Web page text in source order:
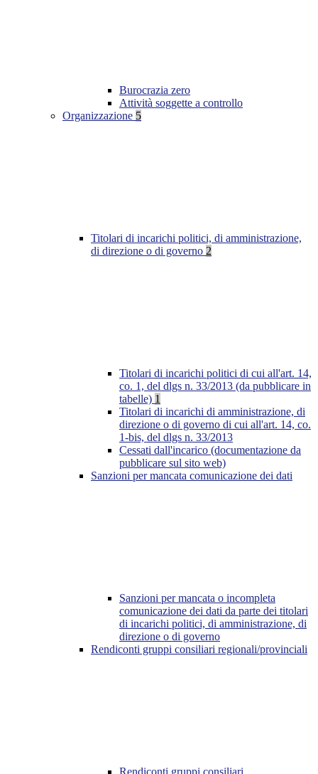
Burocrazia zero
Attività soggette a controllo
Organizzazione 5
Titolari di incarichi politici, di amministrazione,
di direzione o di governo 2
Titolari di incarichi politici di cui all'art. 14,
co. 1, del dlgs n. 33/2013 (da pubblicare in
tabelle) 1
Titolari di incarichi di amministrazione, di
direzione o di governo di cui all'art. 14, co.
1-bis, del dlgs n. 33/2013
Cessati dall'incarico (documentazione da
pubblicare sul sito web)
Sanzioni per mancata comunicazione dei dati
Sanzioni per mancata o incompleta
comunicazione dei dati da parte dei titolari
di incarichi politici, di amministrazione, di
direzione o di governo
Rendiconti gruppi consiliari regionali/provinciali